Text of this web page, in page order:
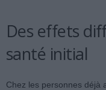
Des effets
santé initial
Chez les personnes déjà